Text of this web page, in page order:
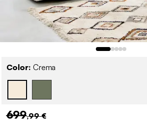
Color: Crema
699,99 €